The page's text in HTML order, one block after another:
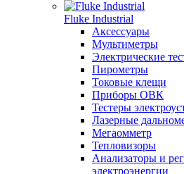
Fluke Industrial
Аксессуары
Мультиметры
Электрические
Пирометры
Токовые клещи
Приборы ОВК
Тестеры
Лазерные
Мегаомметр
Тепловизоры
Анализаторы и
электроэнергии